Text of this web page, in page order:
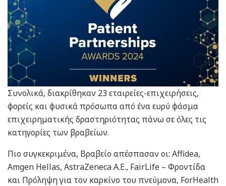
Συνολικά, διακρίθηκαν 23 εταιρείες-επιχειρήσεις,
φορείς και φυσικά πρόσωπα από ένα ευρύ φάσμα
επιχειρηματικής δραστηριότητας πάνω σε όλες τις
κατηγορίες των βραβείων.
Πιο συγκεκριμένα, Βραβείο απέσπασαν οι: Affidea,
Amgen Hellas, AstraZeneca Α.Ε., FairLife – Φροντίδα
και Πρόληψη για τον καρκίνο του πνεύμονα, ForHealth